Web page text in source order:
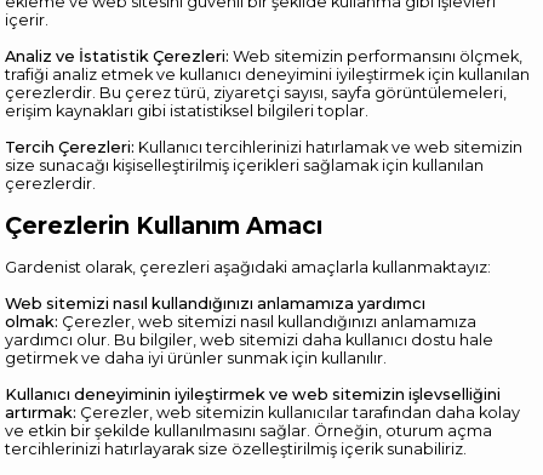
içerir.
Analiz ve İstatistik Çerezleri: Web sitemizin performansını ölçmek,
trafiği analiz etmek ve kullanıcı deneyimini iyileştirmek için kullanılan
çerezlerdir. Bu çerez türü, ziyaretçi sayısı, sayfa görüntülemeleri,
erişim kaynakları gibi istatistiksel bilgileri toplar.
Tercih Çerezleri: Kullanıcı tercihlerinizi hatırlamak ve web sitemizin
size sunacağı kişiselleştirilmiş içerikleri sağlamak için kullanılan
çerezlerdir.
Çerezlerin Kullanım Amacı
Gardenist olarak, çerezleri aşağıdaki amaçlarla kullanmaktayız:
Web sitemizi nasıl kullandığınızı anlamamıza yardımcı
olmak: Çerezler, web sitemizi nasıl kullandığınızı anlamamıza
yardımcı olur. Bu bilgiler, web sitemizi daha kullanıcı dostu hale
getirmek ve daha iyi ürünler sunmak için kullanılır.
Kullanıcı deneyiminin iyileştirmek ve web sitemizin işlevselliğini
artırmak: Çerezler, web sitemizin kullanıcılar tarafından daha kolay
ve etkin bir şekilde kullanılmasını sağlar. Örneğin, oturum açma
tercihlerinizi hatırlayarak size özelleştirilmiş içerik sunabiliriz.